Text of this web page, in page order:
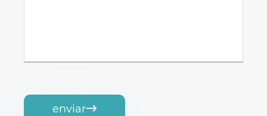
enviar